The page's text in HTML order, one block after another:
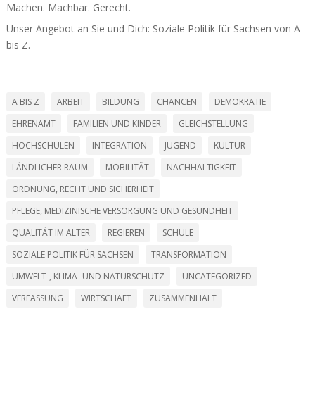
Machen. Machbar. Gerecht.
Unser Angebot an Sie und Dich: Soziale Politik für Sachsen von A
bis Z.
A BIS Z ARBEIT BILDUNG CHANCEN
DEMOKRATIE
EHRENAMT
FAMILIEN UND KINDER
GLEICHSTELLUNG
HOCHSCHULEN
INTEGRATION JUGEND
KULTUR
LÄNDLICHER RAUM
MOBILITÄT
NACHHALTIGKEIT
ORDNUNG, RECHT UND SICHERHEIT
PFLEGE, MEDIZINISCHE VERSORGUNG UND GESUNDHEIT
QUALITÄT IM ALTER
REGIEREN
SCHULE
SOZIALE POLITIK FÜR SACHSEN
TRANSFORMATION
UMWELT-, KLIMA- UND NATURSCHUTZ
UNCATEGORIZED
VERFASSUNG
WIRTSCHAFT ZUSAMMENHALT